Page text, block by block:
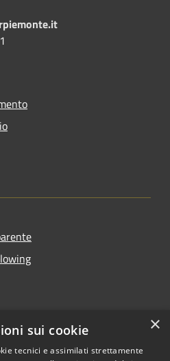
×
sui cookie
tecnici e assimilati strettamente